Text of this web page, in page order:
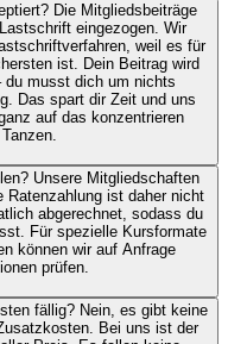
Die Mitgliedsbeiträge
eingezogen. Wir
weil es für
Beitrag wird
du musst dich um nichts
auf das konzentrieren
Unsere Mitgliedschaften
ist daher nicht
können wir auf Anfrage
prüfen.
fällig? Nein, es gibt keine
Bei uns ist der